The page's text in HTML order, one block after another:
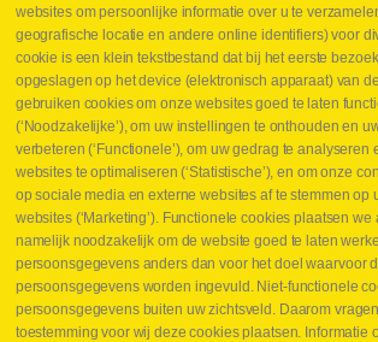
Webshop
Nieuws
Jobs
Contact
Leveringen
Drukcontrole set
Persmaten
Herstellen cilinders
Hoe opmeten?
Hydrogroepen
Hydraulische slangen
websites om persoonlijke informatie over u te
geografische locatie en andere online identifiers) voor
cookie is een klein tekstbestand dat bij het eerste
opgeslagen op het device (elektronisch apparaat) van
gebruiken cookies om onze websites goed te laten
(‘Noodzakelijke’), om uw instellingen te onthouden en
verbeteren (‘Functionele’), om uw gedrag te analyseren
websites te optimaliseren (‘Statistische’), en om onze
op sociale media en externe websites af te stemmen op
websites (‘Marketing’). Functionele cookies plaatsen we
namelijk noodzakelijk om de website goed te laten
persoonsgegevens anders dan voor het doel waarvoor
persoonsgegevens worden ingevuld. Niet-functionele
persoonsgegevens buiten uw zichtsveld. Daarom
toestemming voor wij deze cookies plaatsen. Informatie